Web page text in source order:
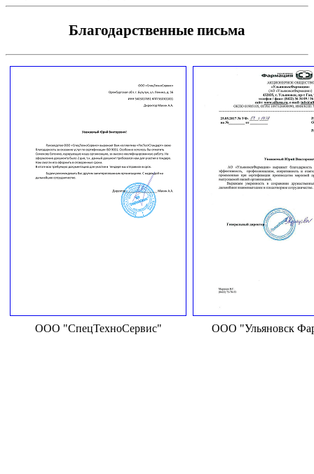
Благодарственные письма
ООО "СпецТехноСервис" ООО "Ульяновск